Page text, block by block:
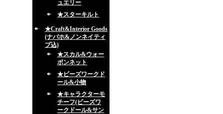
ュエリー
★スターキルト
★Craft&Interior Goods
(ナバホ&ノンネイティ
ブ込)
★スカル&ウォー
ボンネット
★ビーズワークド
ール&小物
★キャラクターモ
チーフ(ビーズワ
ークドール&サン